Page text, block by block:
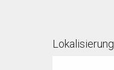
Lokalisierung